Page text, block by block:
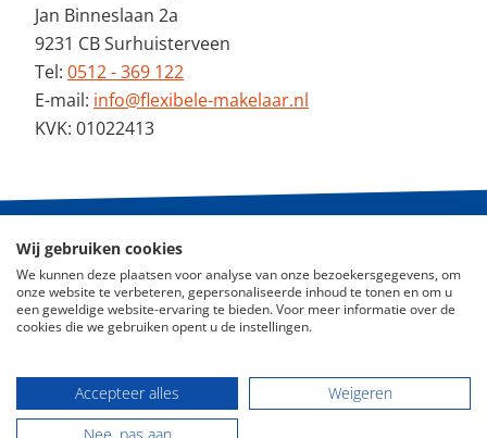
Jan Binneslaan 2a
9231 CB Surhuisterveen
Tel: 0512 - 369 122
E-mail: info@flexibele-makelaar.nl
KVK: 01022413
© 2026 - De Flexibele Makelaar NVM
Nieuws
ABC Woningmarkt
Wij gebruiken cookies
We kunnen deze plaatsen voor analyse van onze bezoekersgegevens, om
onze website te verbeteren, gepersonaliseerde inhoud te tonen en om u
een geweldige website-ervaring te bieden. Voor meer informatie over de
cookies die we gebruiken opent u de instellingen.
Accepteer alles
Weigeren